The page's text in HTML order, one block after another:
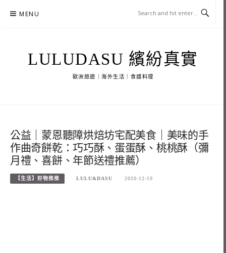
MENU
LULUDASU 繽紛真實
歐洲旅遊｜海外生活｜食譜料理
公益｜蒙恩聽障烘焙坊宅配美食｜美味的手
作曲奇餅乾：巧巧酥、蛋蛋酥、桃桃酥（彌
月禮、喜餅、年節送禮推薦）
【生活】好物推推 LULU&DASU 2020-12-19